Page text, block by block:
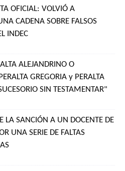
OFICIAL: VOLVIÓ A
CADENA SOBRE FALSOS
INDEC
ALEJANDRINO O
GREGORIA y PERALTA
SIN TESTAMENTAR"
LA SANCIÓN A UN DOCENTE DE
UNA SERIE DE FALTAS